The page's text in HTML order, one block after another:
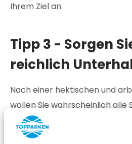
Ihrem Ziel an.
Tipp 3 - Sorgen
reichlich
Nach einer hektischen und
wollen Sie wahrscheinlich alle
abfallen lassen und eine Zeit
genießen. Wenn der Hund